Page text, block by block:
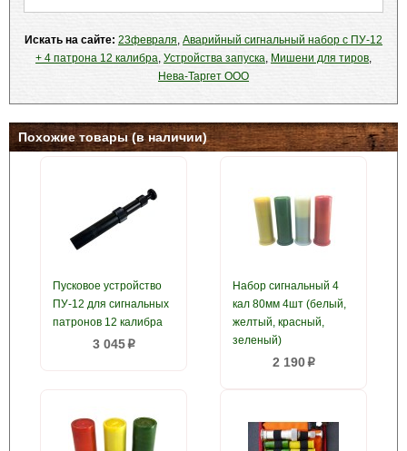
Искать на сайте: 23февраля, Аварийный сигнальный набор с ПУ-12
+ 4 патрона 12 калибра, Устройства запуска, Мишени для тиров,
Нева-Таргет ООО
Похожие товары (в наличии)
Пусковое устройство
ПУ-12 для сигнальных
патронов 12 калибра
3 045p
Набор сигнальный 4
кал 80мм 4шт (белый,
желтый, красный,
зеленый)
2 190p